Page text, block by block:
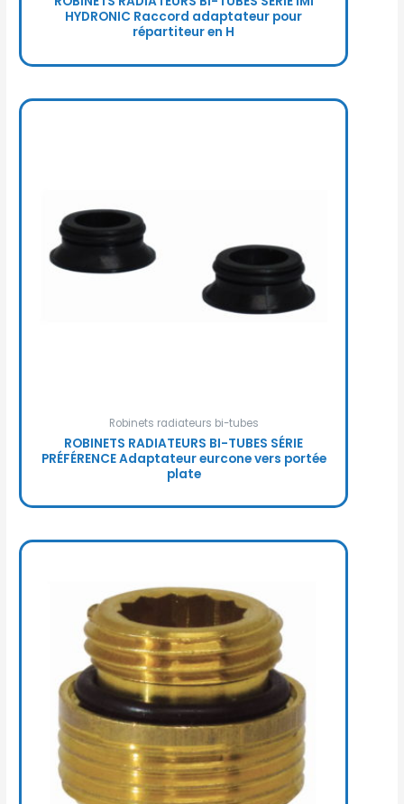
HYDRONIC Raccord adaptateur pour
répartiteur en H
Robinets radiateurs bi-tubes
ROBINETS RADIATEURS BI-TUBES SÉRIE
PRÉFÉRENCE Adaptateur eurcone vers portée
plate